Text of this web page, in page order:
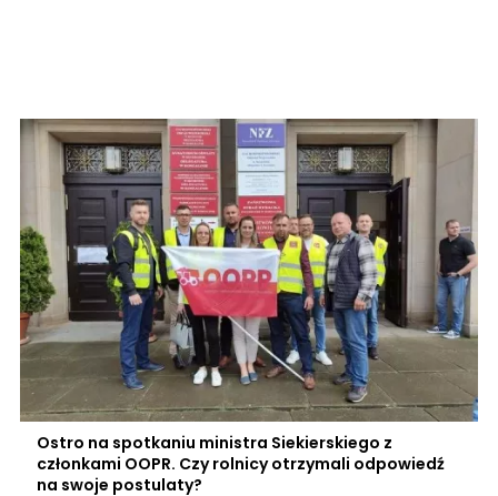
Ostro na spotkaniu ministra Siekierskiego z
członkami OOPR. Czy rolnicy otrzymali odpowiedź
na swoje postulaty?